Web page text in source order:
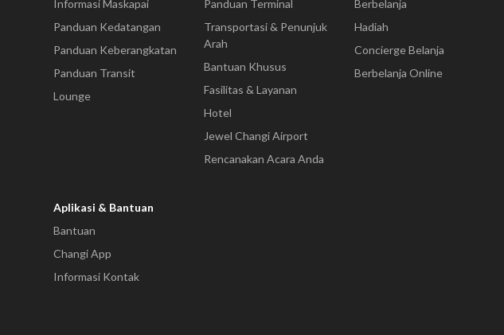
Informasi Maskapai
Panduan Kedatangan
Panduan Keberangkatan
Panduan Transit
Lounge
Panduan Terminal
Transportasi & Penunjuk
Arah
Bantuan Khusus
Fasilitas & Layanan
Hotel
Jewel Changi Airport
Rencanakan Acara Anda
Berbelanja
Hadiah
Concierge Belanja
Berbelanja Online
Aplikasi & Bantuan
Bantuan
Changi App
Informasi Kontak